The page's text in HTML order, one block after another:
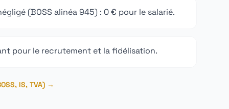
(BOSS alinéa 945) : 0 € pour le salarié.
pour le recrutement et la fidélisation.
IS, TVA) →